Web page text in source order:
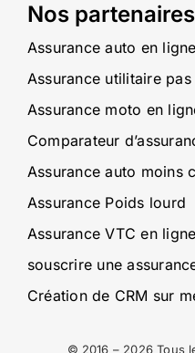
Nos partenaires
Assurance auto en ligne
Assurance utilitaire
Assurance moto en
Comparateur
Assurance auto moins
Assurance Poids lourd
Assurance VTC en ligne
souscrire une
Création de CRM sur
© 2016 – 2026 Tous